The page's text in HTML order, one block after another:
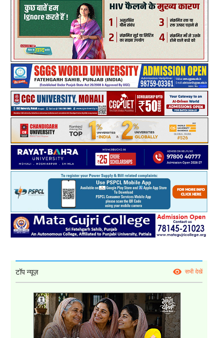
टॉप न्यूज़ सभी देखें